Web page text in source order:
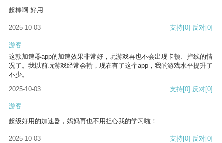
超棒啊 好用
2025-10-03 支持[0] 反对[0]
游客
这款加速器app的加速效果非常好，玩游戏再也不会出现卡顿、掉线的情
况了。我以前玩游戏经常会输，现在有了这个app，我的游戏水平提升了
不少。
2025-10-03
支持[0] 反对[0]
游客
超级好用的加速器，妈妈再也不用担心我的学习啦！
2025-10-03 支持[0] 反对[0]